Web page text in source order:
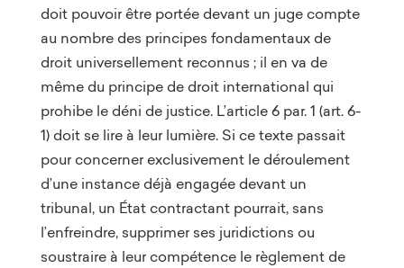
doit pouvoir être portée devant un juge compte
au nombre des principes fondamentaux de
droit universellement reconnus ; il en va de
même du principe de droit international qui
prohibe le déni de justice. L’article 6 par. 1 (art. 6-
1) doit se lire à leur lumière. Si ce texte passait
pour concerner exclusivement le déroulement
d’une instance déjà engagée devant un
tribunal, un État contractant pourrait, sans
l’enfreindre, supprimer ses juridictions ou
soustraire à leur compétence le règlement de